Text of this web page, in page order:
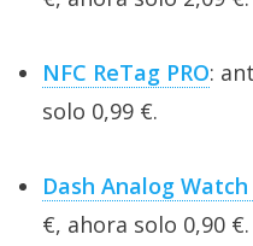
NFC ReTag PRO:
solo 0,99 €.
Dash Analog
€, ahora solo 0,90 €.